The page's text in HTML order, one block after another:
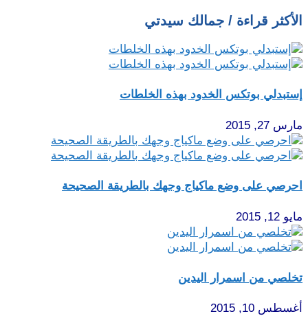
الأكثر قراءة / جمالك سيدتي
إستبدلي بوتكس الخدود بهذه الخلطات
مارس 27, 2015
احرصي على وضع ماكياج وجهك بالطريقة الصحيحة
مايو 12, 2015
تخلصي من اسمرار اليدين
أغسطس 10, 2015